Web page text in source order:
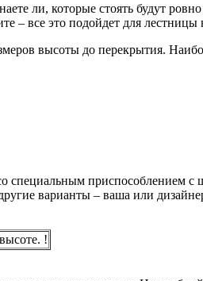
ли, которые стоять будут
– все это подойдет для
высоты до перекрытия.
специальным
варианты – ваша или
!